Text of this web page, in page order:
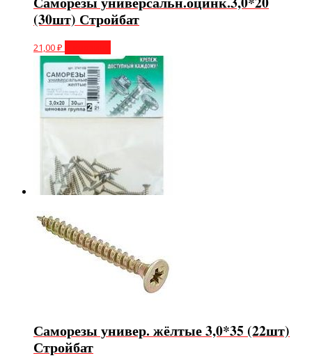
(30шт) Стройбат
21,00₽
Саморезы универ. жёлтые 3,0*35 (22шт)
Стройбат